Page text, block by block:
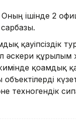
ішінде 2
қауіпсіздік
құрылым
қоғамдық
техногендік